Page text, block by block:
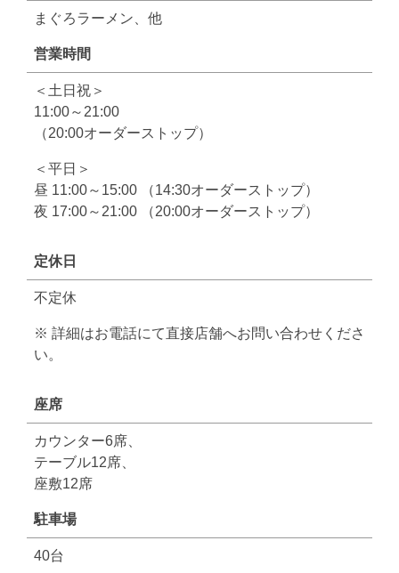
まぐろラーメン、他
営業時間
＜土日祝＞
11:00～21:00
（20:00オーダーストップ）
＜平日＞
昼 11:00～15:00 （14:30オーダーストップ）
夜 17:00～21:00 （20:00オーダーストップ）
定休日
不定休
※ 詳細はお電話にて直接店舗へお問い合わせくださ
い。
座席
カウンター6席、
テーブル12席、
座敷12席
駐車場
40台